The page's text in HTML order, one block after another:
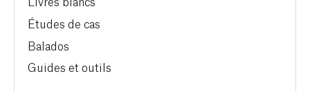
Études de cas
Balados
Guides et outils